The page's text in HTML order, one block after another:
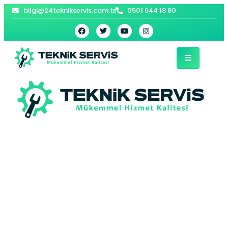
bilgi@24teknikservis.com.tr 0501 644 18 80